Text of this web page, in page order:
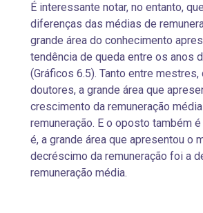
É interessante notar, no entanto,
diferenças das médias de
grande área do conhecimento
tendência de queda entre os anos
(Gráficos 6.5). Tanto entre mestres,
doutores, a grande área que
crescimento da remuneração
remuneração. E o oposto também
é, a grande área que apresentou o
decréscimo da remuneração foi a
remuneração média.